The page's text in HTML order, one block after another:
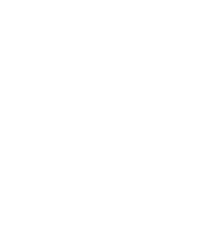
Freedive Ocea นาฬิก